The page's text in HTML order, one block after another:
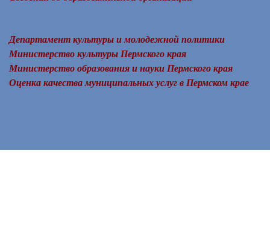
Департамент культуры и молодежной политики
Министерство культуры Пермского края
Министерство образования и науки Пермского края
Оценка качества муниципальных услуг в Пермском крае